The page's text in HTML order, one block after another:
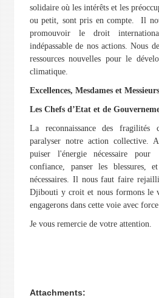
solidaire où les intérêts et les
ou petit, sont pris en compte. Il
promouvoir le droit
indépassable de nos actions. Nous
ressources nouvelles pour le
climatique.
Excellences, Mesdames et Messieurs
Les Chefs d’Etat et de
La reconnaissance des fragilités
paralyser notre action collective.
puiser l'énergie nécessaire
confiance, panser les blessures,
nécessaires. Il nous faut faire
Djibouti y croit et nous formons le
engagerons dans cette voie avec
Je vous remercie de votre attention.
Attachments: